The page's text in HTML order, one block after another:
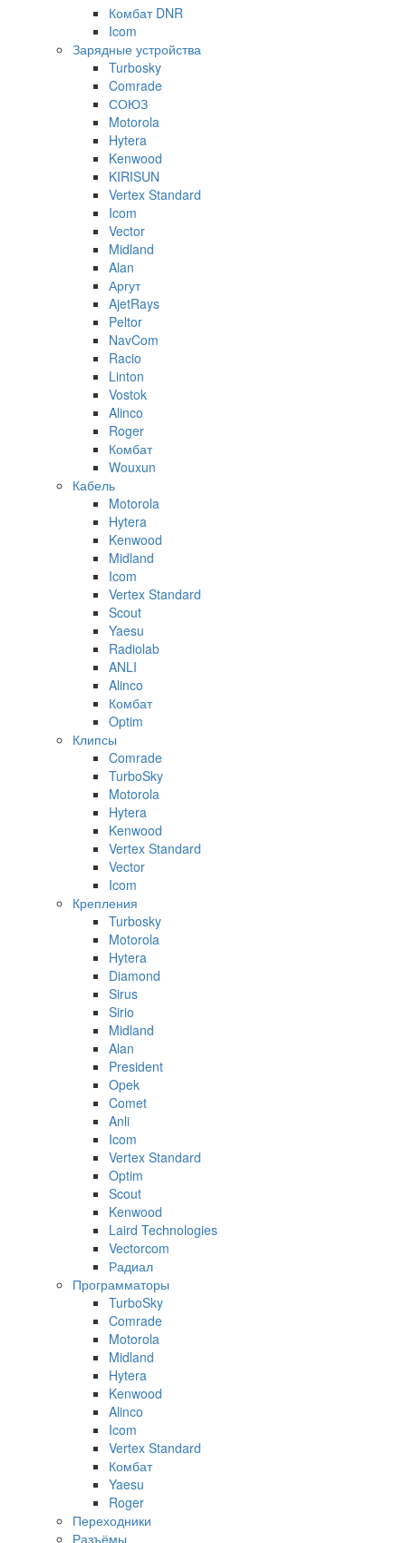
Комбат DNR
Icom
Зарядные устройства
Turbosky
Comrade
СОЮЗ
Motorola
Hytera
Kenwood
KIRISUN
Vertex Standard
Icom
Vector
Midland
Alan
Аргут
AjetRays
Peltor
NavCom
Racio
Linton
Vostok
Alinco
Roger
Комбат
Wouxun
Кабель
Motorola
Hytera
Kenwood
Midland
Icom
Vertex Standard
Scout
Yaesu
Radiolab
ANLI
Alinco
Комбат
Optim
Клипсы
Comrade
TurboSky
Motorola
Hytera
Kenwood
Vertex Standard
Vector
Icom
Крепления
Turbosky
Motorola
Hytera
Diamond
Sirus
Sirio
Midland
Alan
President
Opek
Comet
Anli
Icom
Vertex Standard
Optim
Scout
Kenwood
Laird Technologies
Vectorcom
Радиал
Программаторы
TurboSky
Comrade
Motorola
Midland
Hytera
Kenwood
Alinco
Icom
Vertex Standard
Комбат
Yaesu
Roger
Переходники
Разъёмы